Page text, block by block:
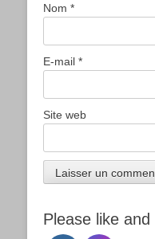
Nom *
E-mail *
Site web
Please like and